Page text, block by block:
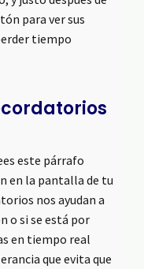
para ver sus
tiempo
este párrafo
en la pantalla de tu
nos ayudan a
o si se está por
en tiempo real
que evita que